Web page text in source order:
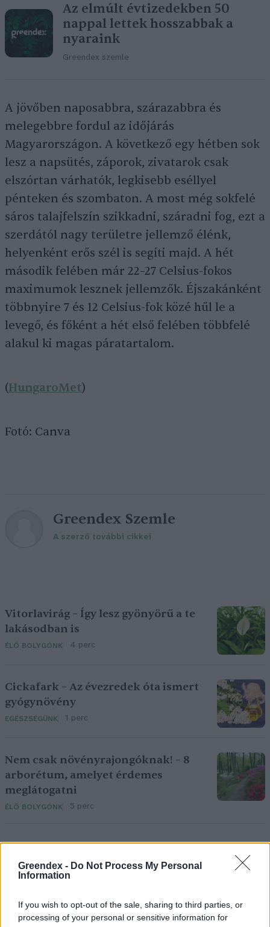
Greendex - Do Not Process My Personal
Information
If you wish to opt-out of the sale, sharing to third parties, or
processing of your personal or sensitive information for
Az elmúlt évtizedekben 50
nappal lettek hosszabbak a
nyaraink
Greendex szemle
A jövőben naposabbra, szárazabbra és
melegebbre fordul az időjárás
Magyarországon. A következő egy hétben sok
lesz a napsütés, záporok, zivatarok csak
elszórtan várhatók, legkisebb eséllyel
pénteken és szombaton. A most még sokfelé
sáros talajfelszín szikkadni, száradni fog, ezt a
szerdától nagy területre jellemző élénk,
helyenként erős szél is segíti majd. A hét
második felében már 22–27 Celsius-fokos
maximumok lesznek jellemzők. Éjszakánként
többnyire 7 és 12 Celsius-fok közé hűl le a
levegő, és főként a hét első felében többfelé
alakul ki magas páratartalom.
(HungaroMet)
Fotó: Canva
Greendex Szemle
A szerző további cikkei
Vitorlavirág – Így lesz gyönyörű a te
lakásodban is
ÉLŐ BOLYGÓNK 4 perc
Cickafark – Az évezredek óta ismert
gyógynövény
EGÉSZSÉGÜNK 1 perc
Nem csak növényrajongóknak! – 8
arborétum, amelyet érdemes
meglátogatni
ÉLŐ BOLYGÓNK 5 perc
Holnapután